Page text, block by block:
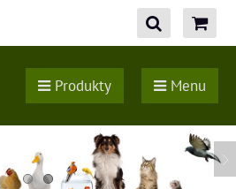
Produkty Menu